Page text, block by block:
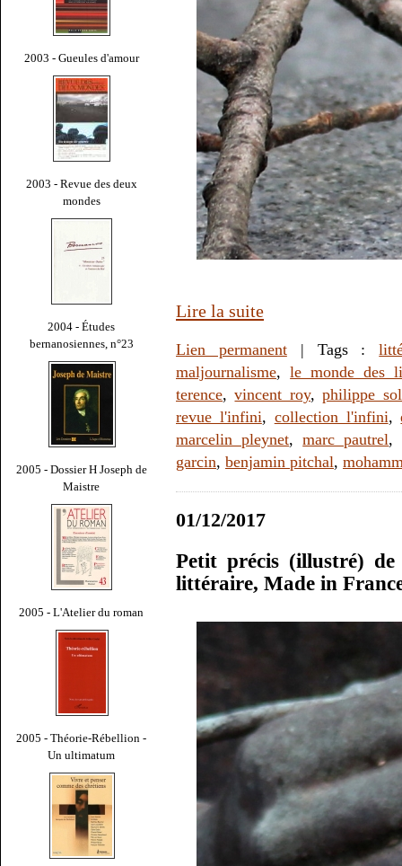
2003 - Gueules d'amour
2003 - Revue des deux
mondes
2004 - Études
bernanosiennes, n°23
2005 - Dossier H Joseph de
Maistre
2005 - L'Atelier du roman
2005 - Théorie-Rébellion -
Un ultimatum
Lire la suite
Lien permanent| Tags :
maljournalisme,le monde des
terence,vincent roy,philippe
revue l'infini, collection l'infini,
marcelin pleynet,marc pautrel,
garcin, benjamin pitchal,
01/12/2017
Petit précis (illustré) de
littéraire, Made in